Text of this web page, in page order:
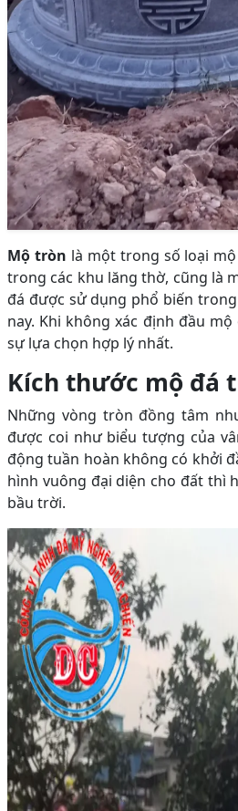
Mộ tròn là một trong số loại
trong các khu lăng thờ, cũng là
đá được sử dụng phổ biến
nay. Khi không xác định đầu
sự lựa chọn hợp lý nhất.
Kích thước mộ đá
Những vòng tròn đồng tâm
được coi như biểu tượng của
động tuần hoàn không có khởi
hình vuông đại diện cho đất thì
bầu trời.